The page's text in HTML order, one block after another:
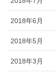
2018年6月
2018年5月
2018年3月